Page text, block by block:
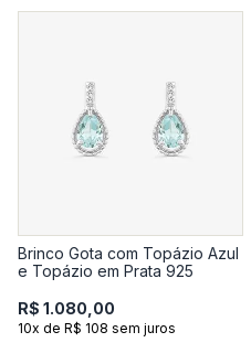
Brinco Gota com Topázio Azul
e Topázio em Prata 925
R$ 1.080,00
10x de R$ 108 sem juros